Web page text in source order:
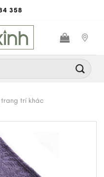
358
trí khác